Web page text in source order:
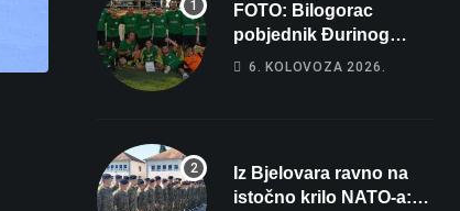
FOTO: Bilogorac
pobjednik Đurinog
memorijala
6. KOLOVOZA 2026.
Iz Bjelovara ravno na
istočno krilo NATO-a: